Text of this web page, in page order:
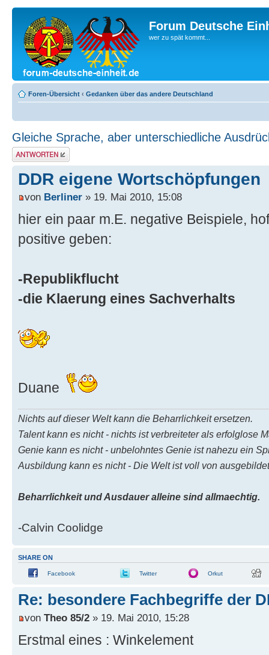
Forum Deutsche
wer zu spät kommt...
Foren-Übersicht ‹ Gedanken über das andere Deutschland
Gleiche Sprache, aber unterschiedliche
Antwort erstellen
DDR eigene Wortschöpfungen
von Berliner » 19. Mai 2010, 15:08
hier ein paar m.E. negative Beispiele,
positive geben:
-Republikflucht
-die Klaerung eines Sachverhalts
Duane
Nichts auf dieser Welt kann die Beharrlichkeit ersetzen.
Talent kann es nicht - nichts ist verbreiteter als erfolglose
Genie kann es nicht - unbelohntes Genie ist nahezu ein
Ausbildung kann es nicht - Die Welt ist voll von
Beharrlichkeit und Ausdauer alleine sind allmaechtig.
-Calvin Coolidge
SHARE ON
Facebook Twitter Orkut
Re: besondere Fachbegriffe der
von Theo 85/2 » 19. Mai 2010, 15:28
Erstmal eines : Winkelement